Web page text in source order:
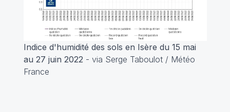
Indice d'humidité des sols en Isère du 15 mai
au 27 juin 2022 - via Serge Taboulot / Météo
France